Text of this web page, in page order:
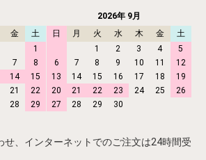
金
土
1
7
8
14
15
21
22
28
29
2026年 9月
日
月 火 水 木 金
土
1
2 3 4
5
6
7 8 9 10 11
12
13
14 15 16 17 18
19
20
21 22 23 24 25
26
27
28 29 30
せ、インターネットでのご注文は24時間受